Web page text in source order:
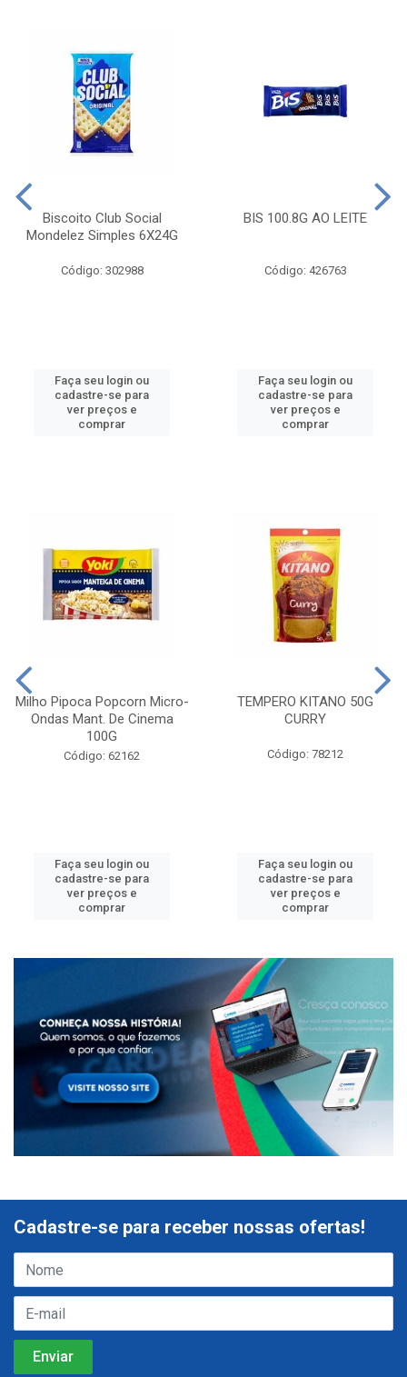
Biscoito Club Social
Mondelez Simples 6X24G
Código: 302988
Faça seu login ou
cadastre-se para
ver preços e
comprar
BIS 100.8G AO LEITE
Código: 426763
Faça seu login ou
cadastre-se para
ver preços e
comprar
Milho Pipoca Popcorn Micro-
Ondas Mant. De Cinema
100G
Código: 62162
Faça seu login ou
cadastre-se para
ver preços e
comprar
TEMPERO KITANO 50G
CURRY
Código: 78212
Faça seu login ou
cadastre-se para
ver preços e
comprar
Cadastre-se para receber nossas ofertas!